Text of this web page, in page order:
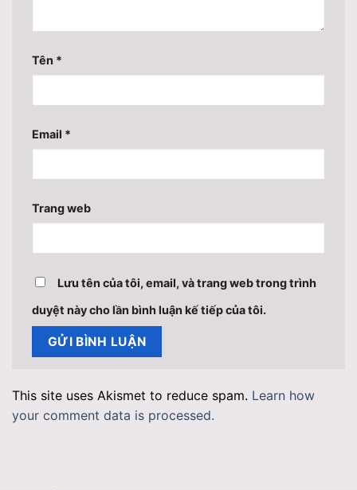
Tên *
Email *
Trang web
Lưu tên của tôi, email, và trang web trong trình
duyệt này cho lần bình luận kế tiếp của tôi.
This site uses Akismet to reduce spam. Learn how
your comment data is processed.